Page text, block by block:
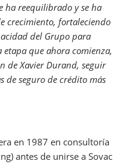
ha reequilibrado y se ha
crecimiento, fortaleciendo
del Grupo para
que ahora comienza,
de Xavier Durand, seguir
de seguro de crédito más
en 1987 en consultoría
antes de unirse a Sovac